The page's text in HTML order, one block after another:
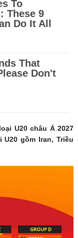
U20 châu Á 2027
gồm Iran, Triều